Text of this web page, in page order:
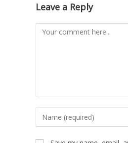
Leave a Reply